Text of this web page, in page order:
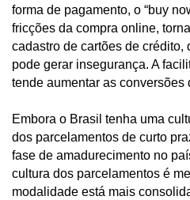
forma de pagamento, o “buy
fricções da compra online,
cadastro de cartões de crédito,
pode gerar insegurança. A
tende aumentar as conversões
Embora o Brasil tenha uma
dos parcelamentos de curto
fase de amadurecimento no
cultura dos parcelamentos é
modalidade está mais